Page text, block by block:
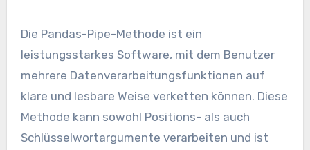
Die Pandas-Pipe-Methode ist ein
leistungsstarkes Software, mit dem Benutzer
mehrere Datenverarbeitungsfunktionen auf
klare und lesbare Weise verketten können. Diese
Methode kann sowohl Positions- als auch
Schlüsselwortargumente verarbeiten und ist